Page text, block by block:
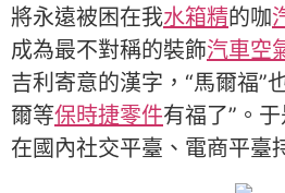
將永遠被困在我水箱精的咖
成為最不對稱的裝飾汽車空
吉利寄意的漢字，“馬爾福”
爾等保時捷零件有福了”。
在國內社交平臺、電商平臺